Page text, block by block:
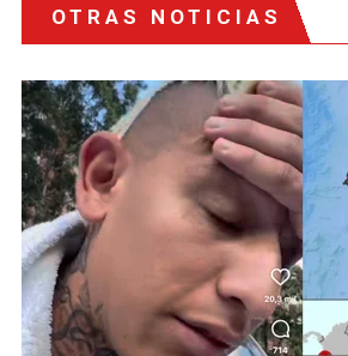
OTRAS NOTICIAS